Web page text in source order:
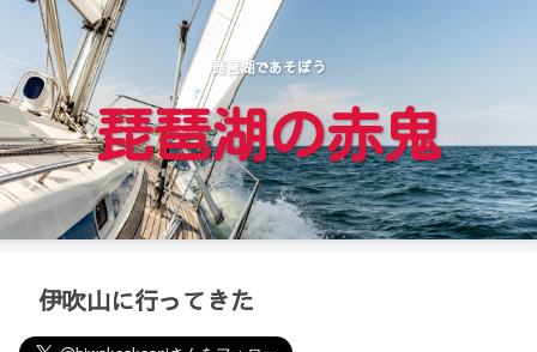
琵琶湖であそぼう
琵琶湖の赤鬼
伊吹山に行ってきた